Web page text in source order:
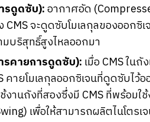
รดูดซับ):อากาศอัด
จะดูดซับโมเลกุลของออกซิ
มบริสุทธิ์สูงไหลออกมา
รคายการดูดซับ): เมื่อ CMS ใน
คายโมเลกุลออกซิเจนที่ดูดซับไ
งานถังที่สองซึ่งมี CMS ที่พร้อม
เพื่อให้สามารถผลิตไนโตรเ